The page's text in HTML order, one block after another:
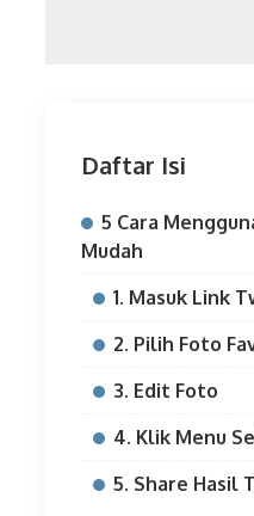
Daftar Isi
5 Cara
Mudah
1. Masuk Link
2. Pilih Foto
3. Edit Foto
4. Klik Menu
5. Share Hasil